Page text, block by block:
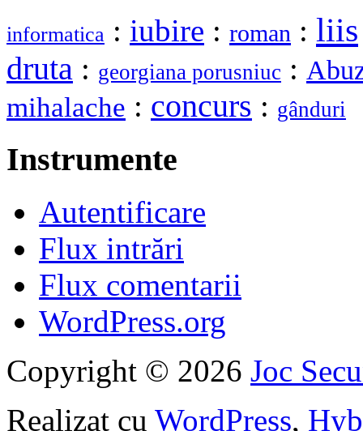
informatica : iubire : roman : liis
druta : georgiana porusniuc :
mihalache : concurs : gânduri
Instrumente
Autentificare
Flux intrări
Flux comentarii
WordPress.org
Copyright © 2026 Joc
Realizat cu WordPress,